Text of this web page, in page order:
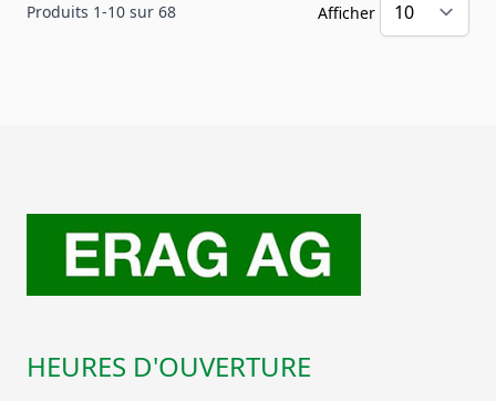
Produits 1-10 sur 68 Afficher
HEURES D'OUVERTURE